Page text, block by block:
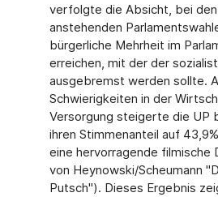
verfolgte die Absicht, bei den
anstehenden
bürgerliche Mehrheit im
erreichen, mit der der
ausgebremst werden sollte.
Schwierigkeiten in der
Versorgung steigerte die UP
ihren Stimmenanteil auf
eine hervorragende filmische
von Heynowski/Scheumann
Putsch"). Dieses Ergebnis